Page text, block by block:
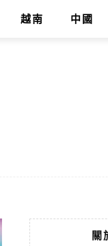
越南 中國
關